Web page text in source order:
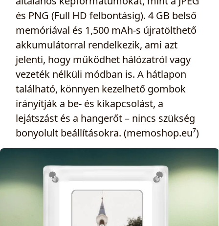
és PNG (Full HD felbontásig). 4 GB belső
memóriával és 1,500 mAh-s újratölthető
akkumulátorral rendelkezik, ami azt
jelenti, hogy működhet hálózatról vagy
vezeték nélküli módban is. A hátlapon
található, könnyen kezelhető gombok
irányítják a be‑ és kikapcsolást, a
lejátszást és a hangerőt – nincs szükség
bonyolult beállításokra. (memoshop.eu⁷)